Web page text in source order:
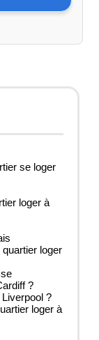
se loger
loger à
loger
?
?
loger à